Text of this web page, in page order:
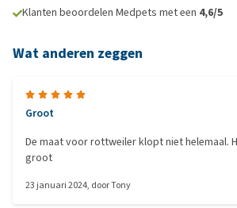
Klanten beoordelen Medpets met een 4,6/5
Wat anderen zeggen
Groot
De maat voor rottweiler klopt niet helemaal. Het kapje is veel te
groot
23 januari 2024, doorTony